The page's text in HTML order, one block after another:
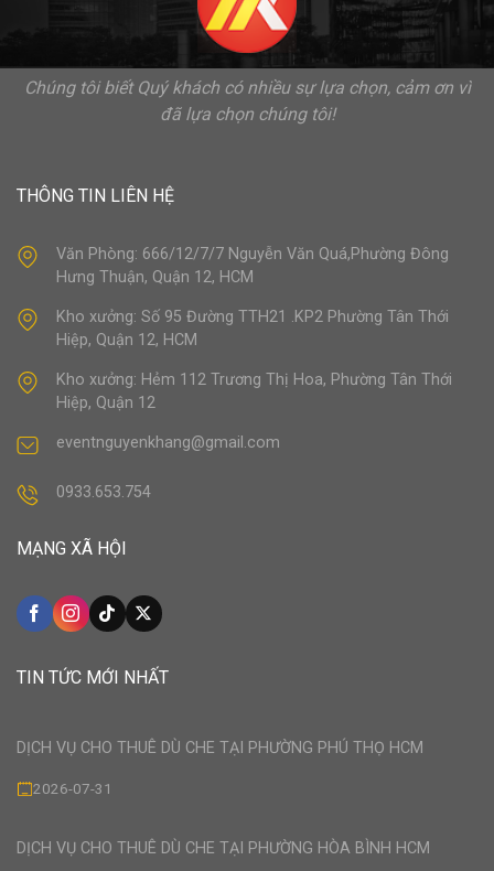
Chúng tôi biết Quý khách có nhiều sự lựa chọn, cảm ơn vì
đã lựa chọn chúng tôi!
THÔNG TIN LIÊN HỆ
Văn Phòng: 666/12/7/7 Nguyễn Văn Quá,Phường Đông
Hưng Thuận, Quận 12, HCM
Kho xưởng: Số 95 Đường TTH21 .KP2 Phường Tân Thới
Hiệp, Quận 12, HCM
Kho xưởng: Hẻm 112 Trương Thị Hoa, Phường Tân Thới
Hiệp, Quận 12
eventnguyenkhang@gmail.com
0933.653.754
MẠNG XÃ HỘI
TIN TỨC MỚI NHẤT
DỊCH VỤ CHO THUÊ DÙ CHE TẠI PHƯỜNG PHÚ THỌ HCM
2026-07-31
DỊCH VỤ CHO THUÊ DÙ CHE TẠI PHƯỜNG HÒA BÌNH HCM